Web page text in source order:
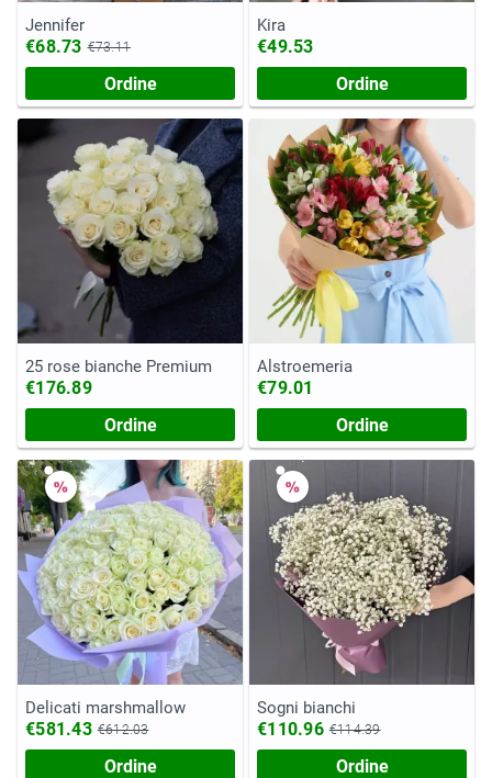
Jennifer
€68.73 €73.11
Ordine
Kira
€49.53
Ordine
25 rose bianche Premium
€176.89
Ordine
Alstroemeria
€79.01
Ordine
Delicati marshmallow
€581.43 €612.03
Ordine
Sogni bianchi
€110.96 €114.39
Ordine